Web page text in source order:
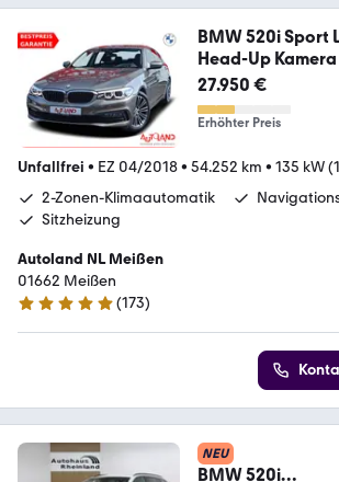
BMW 520i Sport
Head-Up Kamera
27.950 €
Erhöhter Preis
Unfallfrei • EZ 04/2018• 54.252 km • 135 kW
2-Zonen-Klimaautomatik
Sitzheizung
Autoland NL Meißen
01662 Meißen
4.8 Sterne
(173)
NEU
BMW 520i